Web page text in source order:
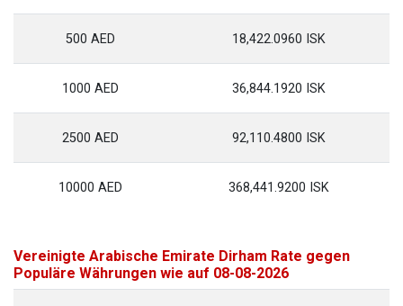
500 AED 18,422.0960 ISK
1000 AED 36,844.1920 ISK
2500 AED 92,110.4800 ISK
10000 AED 368,441.9200 ISK
Vereinigte Arabische Emirate Dirham Rate gegen
Populäre Währungen wie auf 08-08-2026